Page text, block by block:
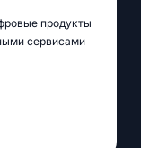
продукты
сервисами